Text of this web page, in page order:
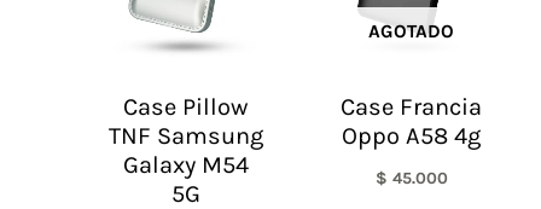
Case Pillow
TNF Samsung
Galaxy M54
5G
AGOTADO
Case Francia
Oppo A58 4g
$ 45.000